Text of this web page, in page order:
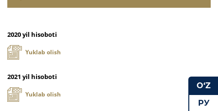
2020 yil hisoboti
Yuklab olish
2021 yil hisoboti
Yuklab olish
O‘Z
РУ